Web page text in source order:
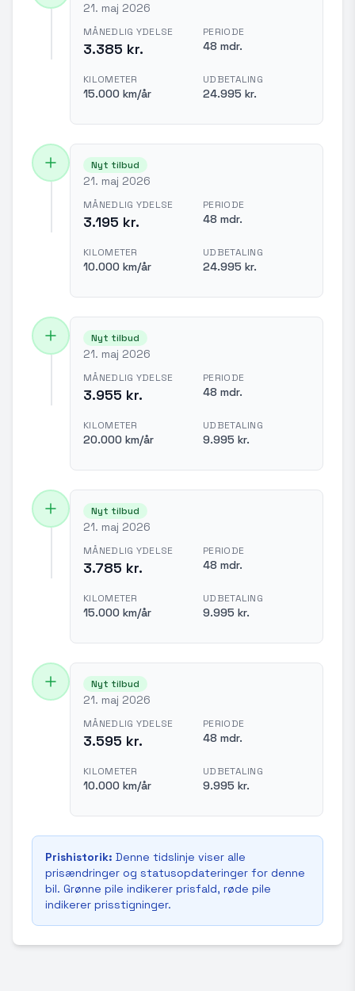
21. maj 2026
MÅNEDLIG YDELSE
3.385 kr.
PERIODE
48 mdr.
KILOMETER
15.000 km/år
UDBETALING
24.995 kr.
Nyt tilbud
21. maj 2026
MÅNEDLIG YDELSE
3.195 kr.
PERIODE
48 mdr.
KILOMETER
10.000 km/år
UDBETALING
24.995 kr.
Nyt tilbud
21. maj 2026
MÅNEDLIG YDELSE
3.955 kr.
PERIODE
48 mdr.
KILOMETER
20.000 km/år
UDBETALING
9.995 kr.
Nyt tilbud
21. maj 2026
MÅNEDLIG YDELSE
3.785 kr.
PERIODE
48 mdr.
KILOMETER
15.000 km/år
UDBETALING
9.995 kr.
Nyt tilbud
21. maj 2026
MÅNEDLIG YDELSE
3.595 kr.
PERIODE
48 mdr.
KILOMETER
10.000 km/år
UDBETALING
9.995 kr.
Prishistorik: Denne tidslinje viser alle
prisændringer og statusopdateringer for denne
bil. Grønne pile indikerer prisfald, røde pile
indikerer prisstigninger.